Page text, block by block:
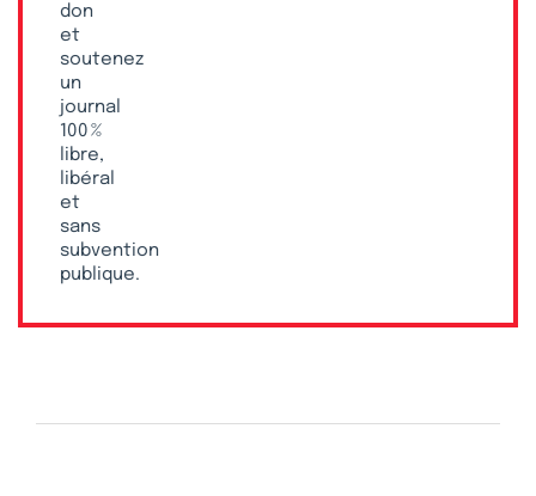
don
et
soutenez
un
journal
100 %
libre,
libéral
et
sans
subvention
publique.